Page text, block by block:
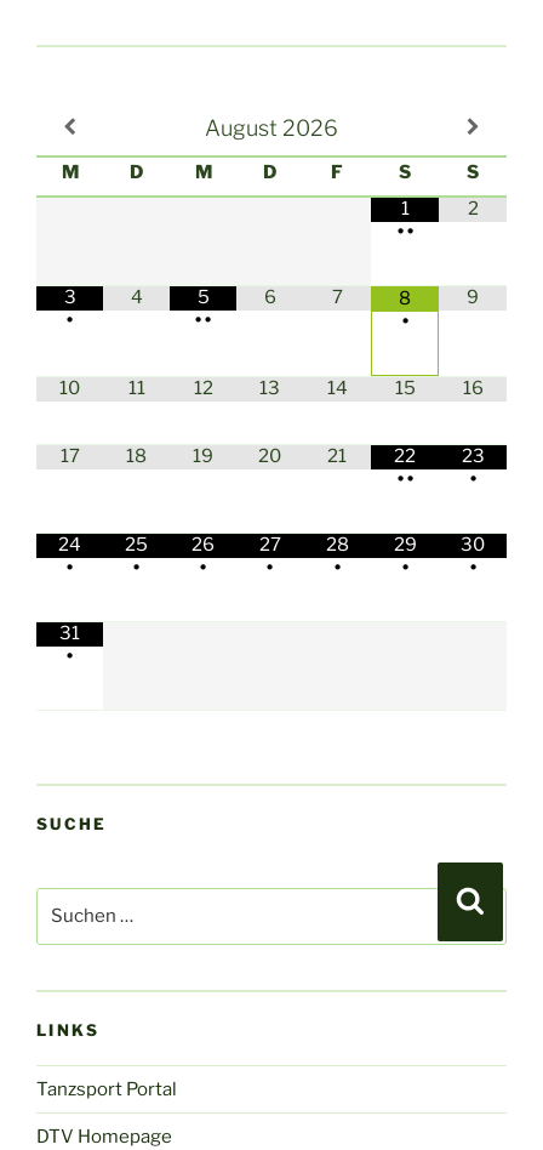
August 2026
M D M D F S
S
1
••
2
3
•
4
5
••
6 7
8
•
9
10 11 12 13 14 15 16
17 18 19 20 21
22
••
23
•
24
•
25
•
26
•
27
•
28
•
29
•
30
•
31
•
SUCHE
Suchen
nach:
LINKS
Tanzsport Portal
DTV Homepage